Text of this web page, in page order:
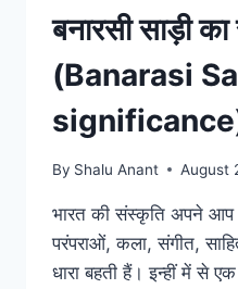
बनारसी साड़ी
(Banarasi
By Shalu Anant August
भारत की संस्कृति अपने आप
परंपराओं, कला, संगीत,
धारा बहती हैं। इन्हीं में से